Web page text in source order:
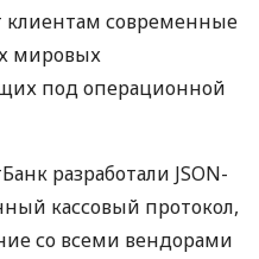
клиентам современные
мировых
под операционной
разработали JSON-
кассовый протокол,
со всеми вендорами